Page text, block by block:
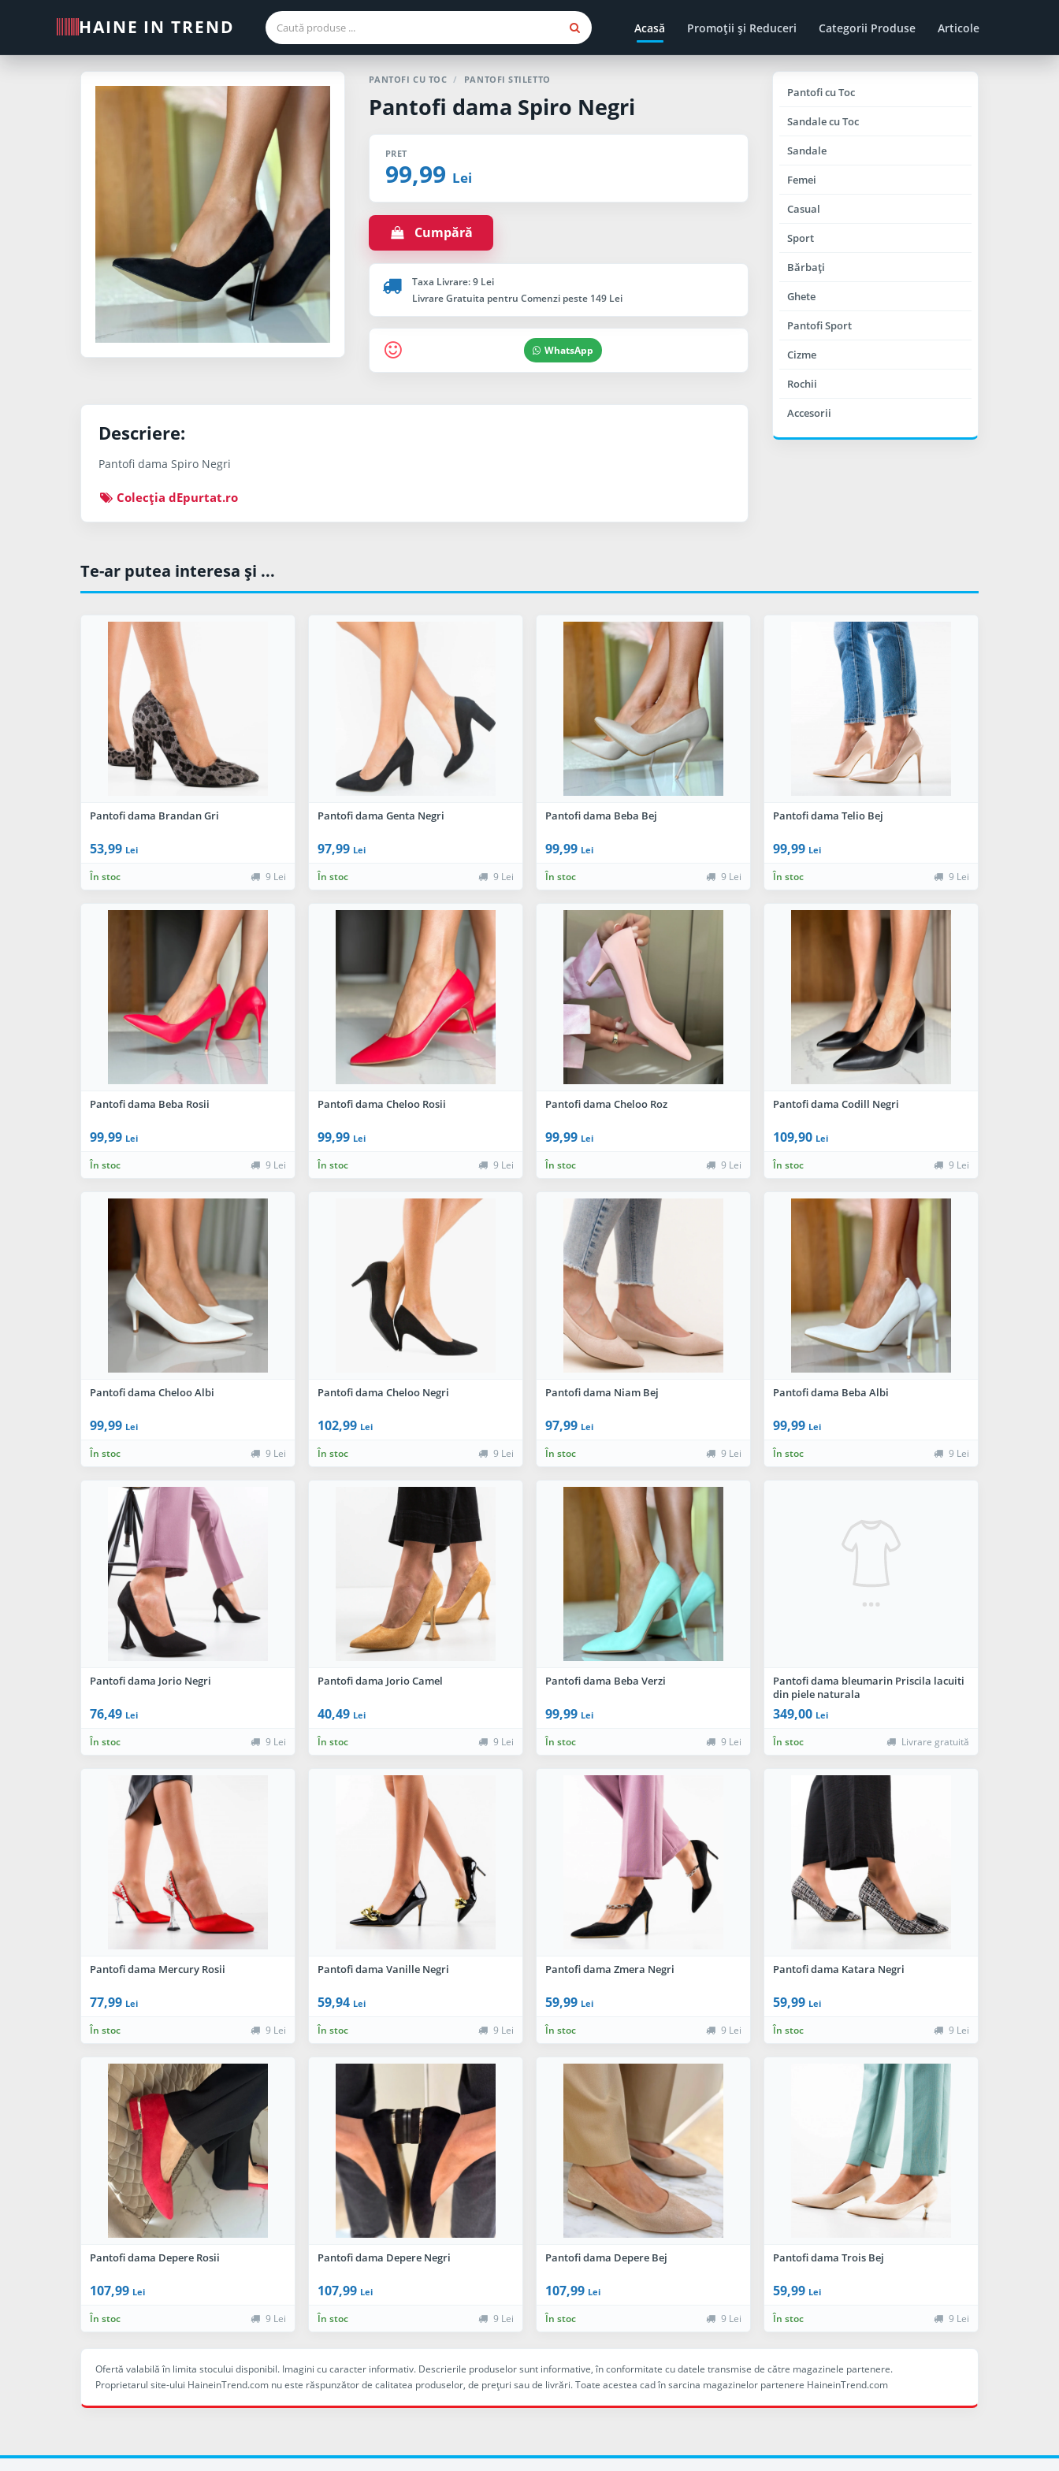
HAINE IN TREND Acasă Promoţii şi Reduceri Categorii Produse Articole
PANTOFI CU TOC / PANTOFI STILETTO
Pantofi dama Spiro Negri
PRET
99,99 Lei
Cumpără
Taxa Livrare: 9 Lei
Livrare Gratuita pentru Comenzi peste 149 Lei
WhatsApp
Descriere:
Pantofi dama Spiro Negri
Colecţia dEpurtat.ro
Pantofi cu Toc
Sandale cu Toc
Sandale
Femei
Casual
Sport
Bărbaţi
Ghete
Pantofi Sport
Cizme
Rochii
Accesorii
Te-ar putea interesa şi ...
Pantofi dama Brandan Gri
53,99 Lei
În stoc 9 Lei
Pantofi dama Genta Negri
97,99 Lei
În stoc 9 Lei
Pantofi dama Beba Bej
99,99 Lei
În stoc 9 Lei
Pantofi dama Telio Bej
99,99 Lei
În stoc 9 Lei
Pantofi dama Beba Rosii
99,99 Lei
În stoc 9 Lei
Pantofi dama Cheloo Rosii
99,99 Lei
În stoc 9 Lei
Pantofi dama Cheloo Roz
99,99 Lei
În stoc 9 Lei
Pantofi dama Codill Negri
109,90 Lei
În stoc 9 Lei
Pantofi dama Cheloo Albi
99,99 Lei
În stoc 9 Lei
Pantofi dama Cheloo Negri
102,99 Lei
În stoc 9 Lei
Pantofi dama Niam Bej
97,99 Lei
În stoc 9 Lei
Pantofi dama Beba Albi
99,99 Lei
În stoc 9 Lei
Pantofi dama Jorio Negri
76,49 Lei
În stoc 9 Lei
Pantofi dama Jorio Camel
40,49 Lei
În stoc 9 Lei
Pantofi dama Beba Verzi
99,99 Lei
În stoc 9 Lei
Pantofi dama bleumarin Priscila lacuiti
din piele naturala
349,00 Lei
În stoc Livrare gratuită
Pantofi dama Mercury Rosii
77,99 Lei
În stoc 9 Lei
Pantofi dama Vanille Negri
59,94 Lei
În stoc 9 Lei
Pantofi dama Zmera Negri
59,99 Lei
În stoc 9 Lei
Pantofi dama Katara Negri
59,99 Lei
În stoc 9 Lei
Pantofi dama Depere Rosii
107,99 Lei
În stoc 9 Lei
Pantofi dama Depere Negri
107,99 Lei
În stoc 9 Lei
Pantofi dama Depere Bej
107,99 Lei
În stoc 9 Lei
Pantofi dama Trois Bej
59,99 Lei
În stoc 9 Lei
Ofertă valabilă în limita stocului disponibil. Imagini cu caracter informativ. Descrierile produselor sunt informative, în conformitate cu datele transmise de către magazinele partenere.
Proprietarul site-ului HaineinTrend.com nu este răspunzător de calitatea produselor, de preţuri sau de livrări. Toate acestea cad în sarcina magazinelor partenere HaineinTrend.com